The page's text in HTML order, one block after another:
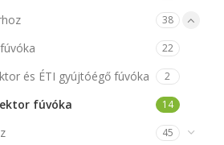
38
22
és ÉTI gyújtóégő fúvóka 2
fúvóka 14
45